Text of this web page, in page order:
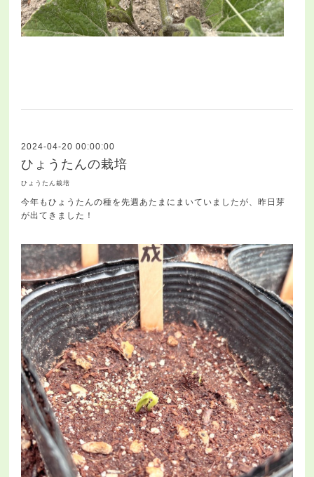
2024-04-20 00:00:00
ひょうたんの栽培
ひょうたん栽培
今年もひょうたんの種を先週あたまにまいていましたが、昨日芽
が出てきました！